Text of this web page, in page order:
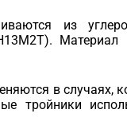
из
в случаях,
тройники